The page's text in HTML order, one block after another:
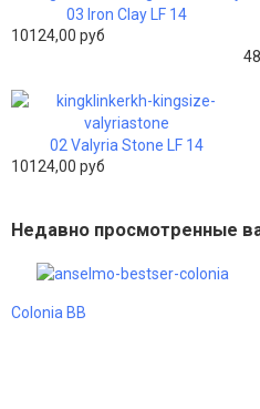
03 Iron Clay LF 14
10124,00 руб
02 Valyria Stone LF 14
10124,00 руб
Недавно просмотренные
Colonia BB